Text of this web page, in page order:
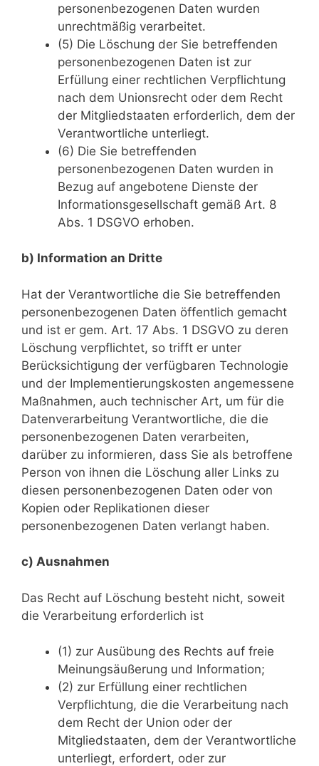
personenbezogenen Daten wurden
unrechtmäßig verarbeitet.
(5) Die Löschung der Sie betreffenden
personenbezogenen Daten ist zur
Erfüllung einer rechtlichen Verpflichtung
nach dem Unionsrecht oder dem Recht
der Mitgliedstaaten erforderlich, dem der
Verantwortliche unterliegt.
(6) Die Sie betreffenden
personenbezogenen Daten wurden in
Bezug auf angebotene Dienste der
Informationsgesellschaft gemäß Art. 8
Abs. 1 DSGVO erhoben.
b) Information an Dritte
Hat der Verantwortliche die Sie betreffenden
personenbezogenen Daten öffentlich gemacht
und ist er gem. Art. 17 Abs. 1 DSGVO zu deren
Löschung verpflichtet, so trifft er unter
Berücksichtigung der verfügbaren Technologie
und der Implementierungskosten angemessene
Maßnahmen, auch technischer Art, um für die
Datenverarbeitung Verantwortliche, die die
personenbezogenen Daten verarbeiten,
darüber zu informieren, dass Sie als betroffene
Person von ihnen die Löschung aller Links zu
diesen personenbezogenen Daten oder von
Kopien oder Replikationen dieser
personenbezogenen Daten verlangt haben.
c) Ausnahmen
Das Recht auf Löschung besteht nicht, soweit
die Verarbeitung erforderlich ist
(1) zur Ausübung des Rechts auf freie
Meinungsäußerung und Information;
(2) zur Erfüllung einer rechtlichen
Verpflichtung, die die Verarbeitung nach
dem Recht der Union oder der
Mitgliedstaaten, dem der Verantwortliche
unterliegt, erfordert, oder zur